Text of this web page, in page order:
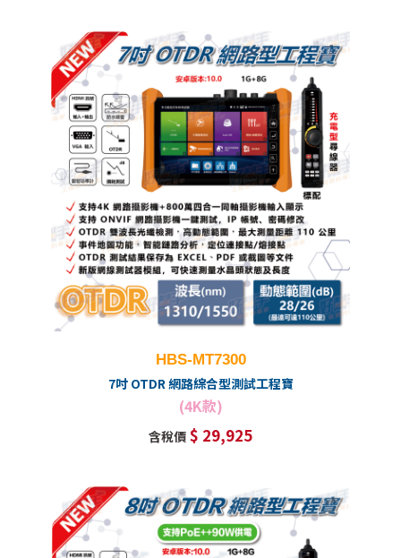
HBS-MT7300
7吋 OTDR 網路綜合型測試工程寶
(4K款)
含稅價 $ 29,925